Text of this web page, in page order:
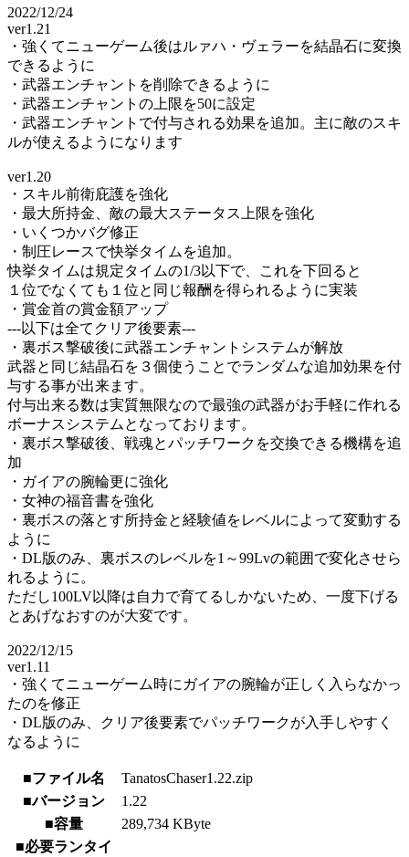
2022/12/24
ver1.21
・強くてニューゲーム後はルァハ・ヴェラーを結晶石に変換
できるように
・武器エンチャントを削除できるように
・武器エンチャントの上限を50に設定
・武器エンチャントで付与される効果を追加。主に敵のスキ
ルが使えるようになります
ver1.20
・スキル前衛庇護を強化
・最大所持金、敵の最大ステータス上限を強化
・いくつかバグ修正
・制圧レースで快挙タイムを追加。
快挙タイムは規定タイムの1/3以下で、これを下回ると
１位でなくても１位と同じ報酬を得られるように実装
・賞金首の賞金額アップ
---以下は全てクリア後要素---
・裏ボス撃破後に武器エンチャントシステムが解放
武器と同じ結晶石を３個使うことでランダムな追加効果を付
与する事が出来ます。
付与出来る数は実質無限なので最強の武器がお手軽に作れる
ボーナスシステムとなっております。
・裏ボス撃破後、戦魂とパッチワークを交換できる機構を追
加
・ガイアの腕輪更に強化
・女神の福音書を強化
・裏ボスの落とす所持金と経験値をレベルによって変動する
ように
・DL版のみ、裏ボスのレベルを1～99Lvの範囲で変化させら
れるように。
ただし100LV以降は自力で育てるしかないため、一度下げる
とあげなおすのが大変です。
2022/12/15
ver1.11
・強くてニューゲーム時にガイアの腕輪が正しく入らなかっ
たのを修正
・DL版のみ、クリア後要素でパッチワークが入手しやすく
なるように
■ファイル名
TanatosChaser1.22.zip
■バージョン
1.22
■容量
289,734 KByte
■必要ランタイ